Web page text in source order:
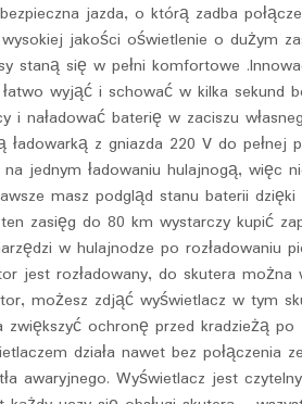
jazda, o którą zadba
jakości oświetlenie o dużym
staną się w pełni komfortowe
wyjąć i schować w kilka sekund
naładować baterię w zaciszu
ładowarką z gniazda 220 V do pełnej
jednym ładowaniu hulajnogą, więc
masz podgląd stanu baterii dzięki
zasięg do 80 km wystarczy kupić
w hulajnodze po rozładowaniu
jest rozładowany, do skutera
możesz zdjąć wyświetlacz w tym
ochronę przed kradzieżą po
działa nawet bez połączenia
awaryjnego. Wyświetlacz jest